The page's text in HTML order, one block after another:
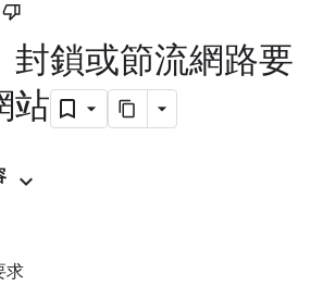
封鎖或節流網路要
站
求